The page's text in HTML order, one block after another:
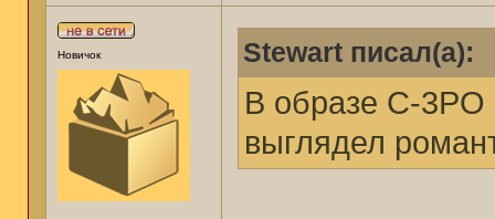
Новичок Stewart писал(а):
В образе C-
выглядел